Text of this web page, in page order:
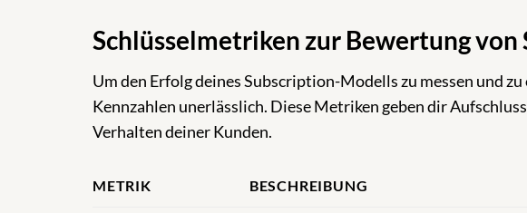
Schlüsselmetriken zur Bewertung
Um den Erfolg deines Subscription-Modells zu messen und
Kennzahlen unerlässlich. Diese Metriken geben dir
Verhalten deiner Kunden.
METRIK BESCHREIBUNG